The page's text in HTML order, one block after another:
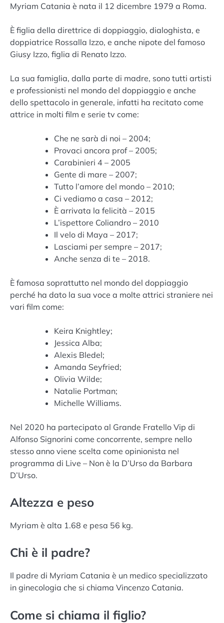
Myriam Catania è nata il 12 dicembre 1979 a Roma.
È figlia della direttrice di doppiaggio, dialoghista, e
doppiatrice Rossalla Izzo, e anche nipote del famoso
Giusy Izzo, figlia di Renato Izzo.
La sua famiglia, dalla parte di madre, sono tutti artisti
e professionisti nel mondo del doppiaggio e anche
dello spettacolo in generale, infatti ha recitato come
attrice in molti film e serie tv come:
Che ne sarà di noi – 2004;
Provaci ancora prof – 2005;
Carabinieri 4 – 2005
Gente di mare – 2007;
Tutto l’amore del mondo – 2010;
Ci vediamo a casa – 2012;
È arrivata la felicità – 2015
L’ispettore Coliandro – 2010
Il velo di Maya – 2017;
Lasciami per sempre – 2017;
Anche senza di te – 2018.
È famosa soprattutto nel mondo del doppiaggio
perché ha dato la sua voce a molte attrici straniere nei
vari film come:
Keira Knightley;
Jessica Alba;
Alexis Bledel;
Amanda Seyfried;
Olivia Wilde;
Natalie Portman;
Michelle Williams.
Nel 2020 ha partecipato al Grande Fratello Vip di
Alfonso Signorini come concorrente, sempre nello
stesso anno viene scelta come opinionista nel
programma di Live – Non è la D’Urso da Barbara
D’Urso.
Altezza e peso
Myriam è alta 1.68 e pesa 56 kg.
Chi è il padre?
Il padre di Myriam Catania è un medico specializzato
in ginecologia che si chiama Vincenzo Catania.
Come si chiama il figlio?